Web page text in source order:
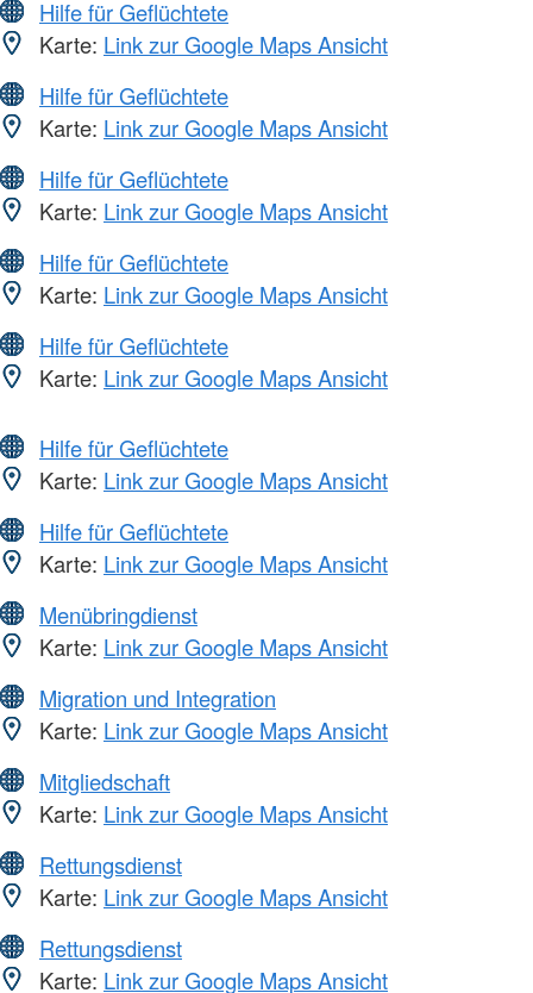
Hilfe für Geflüchtete
Karte: Link zur Google Maps Ansicht
Hilfe für Geflüchtete
Karte: Link zur Google Maps Ansicht
Hilfe für Geflüchtete
Karte: Link zur Google Maps Ansicht
Hilfe für Geflüchtete
Karte: Link zur Google Maps Ansicht
Hilfe für Geflüchtete
Karte: Link zur Google Maps Ansicht
Hilfe für Geflüchtete
Karte: Link zur Google Maps Ansicht
Hilfe für Geflüchtete
Karte: Link zur Google Maps Ansicht
Menübringdienst
Karte: Link zur Google Maps Ansicht
Migration und Integration
Karte: Link zur Google Maps Ansicht
Mitgliedschaft
Karte: Link zur Google Maps Ansicht
Rettungsdienst
Karte: Link zur Google Maps Ansicht
Rettungsdienst
Karte: Link zur Google Maps Ansicht